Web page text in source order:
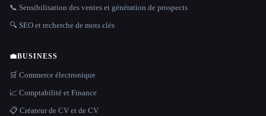
📞 Sensibilisation des ventes et génération de prospects
🔍 SEO et recherche de mots clés
💼BUSINESS
🛒 Commerce électronique
📈 Comptabilité et Finance
📋 Créateur de CV et de CV